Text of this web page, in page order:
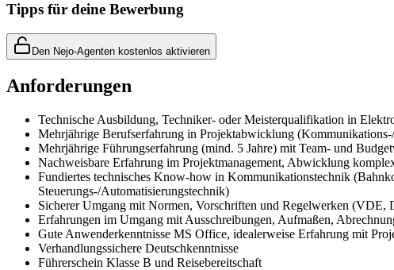
Tipps für deine Bewerbung
Den Nejo-Agenten kostenlos aktivieren
Anforderungen
Technische Ausbildung, Techniker- oder Meisterqualifikation in
Mehrjährige Berufserfahrung in Projektabwicklung
Mehrjährige Führungserfahrung (mind. 5 Jahre) mit Team- und
Nachweisbare Erfahrung im Projektmanagement, Abwicklung
Fundiertes technisches Know-how in Kommunikationstechnik
Steuerungs-/Automatisierungstechnik)
Sicherer Umgang mit Normen, Vorschriften und Regelwerken
Erfahrungen im Umgang mit Ausschreibungen, Aufmaßen,
Gute Anwenderkenntnisse MS Office, idealerweise Erfahrung mit
Verhandlungssichere Deutschkenntnisse
Führerschein Klasse B und Reisebereitschaft